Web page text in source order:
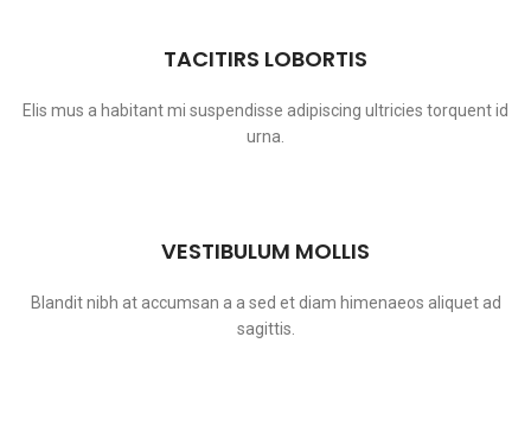
TACITIRS LOBORTIS
Elis mus a habitant mi suspendisse adipiscing ultricies torquent id
urna.
VESTIBULUM MOLLIS
Blandit nibh at accumsan a a sed et diam himenaeos aliquet ad
sagittis.